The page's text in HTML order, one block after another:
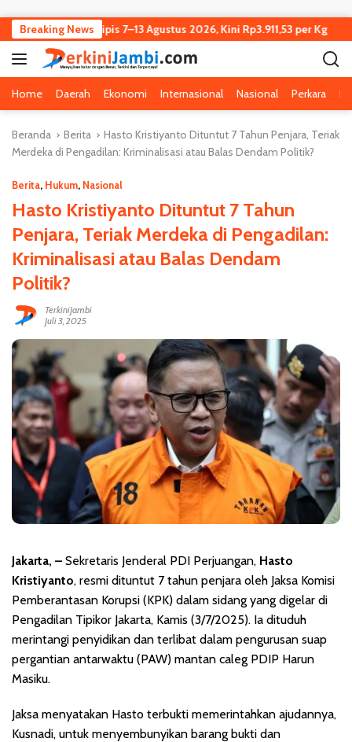
Breaking News
Turun Tipis 7–13 Agustus 2026, Kini Rp3.911,53 per Kg
Home Daerah Ekonomi Internasional Nasional Perkara
Beranda Berita
Hasto Kristiyanto Dituntut 7 Tahun Penjara, Teriak
Merdeka di Pengadilan: Kriminalisasi atau Balas Dendam Politik?
Berita, Hukum, Nasional
Hasto Kristiyanto Dituntut 7 Tahun
Penjara, Teriak Merdeka di Pengadilan:
Kriminalisasi atau Balas Dendam
Politik?
TerkiniJambi
Juli 3, 2025
Jakarta, – Sekretaris Jenderal PDI Perjuangan, Hasto
Kristiyanto, resmi dituntut 7 tahun penjara oleh Jaksa Komisi
Pemberantasan Korupsi (KPK) dalam sidang yang digelar di
Pengadilan Tipikor Jakarta, Kamis (3/7/2025). Ia dituduh
merintangi penyidikan dan terlibat dalam pengurusan suap
pergantian antarwaktu (PAW) mantan caleg PDIP Harun
Masiku.
Jaksa menyatakan Hasto terbukti memerintahkan ajudannya,
Kusnadi, untuk menyembunyikan barang bukti dan